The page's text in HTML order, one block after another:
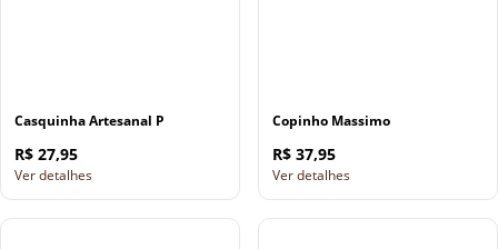
Casquinha Artesanal P
R$ 27,95
Ver detalhes
Copinho Massimo
R$ 37,95
Ver detalhes